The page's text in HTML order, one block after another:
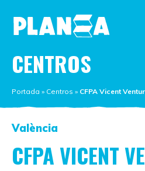
CENTROS
Portada » Centros » CFPA Vicent
València
CFPA VICENT